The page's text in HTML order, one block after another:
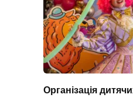
Організація